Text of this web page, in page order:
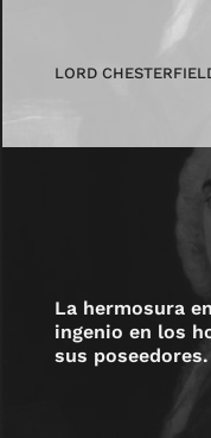
LORD
La hermosura
ingenio en los
sus poseedores.